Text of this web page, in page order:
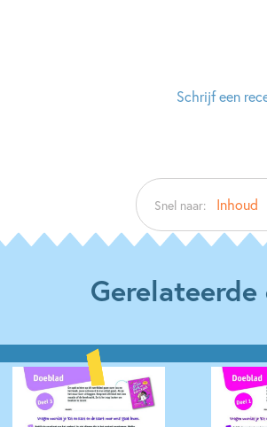
Schrijf een
Snel naar: Inhoud